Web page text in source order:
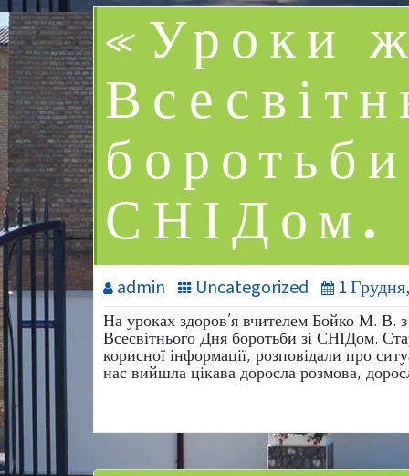
«Уроки
СНІДом.
admin Uncategorized 1
На уроках здоров’я вчителем Бойко М. В.
Всесвітнього Дня боротьби зі СНІДом.
корисної інформації, розповідали про
нас вийшла цікава доросла розмова,